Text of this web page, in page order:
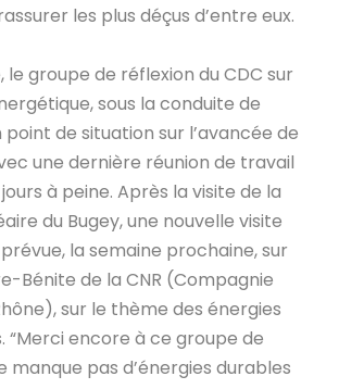
les plus déçus d’entre eux.
le groupe de réflexion du CDC sur
sous la conduite de
point de situation sur l’avancée de
une dernière réunion de travail
à peine. Après la visite de la
du Bugey, une nouvelle visite
la semaine prochaine, sur
Bénite de la CNR (Compagnie
sur le thème des énergies
“Merci encore à ce groupe de
manque pas d’énergies durables